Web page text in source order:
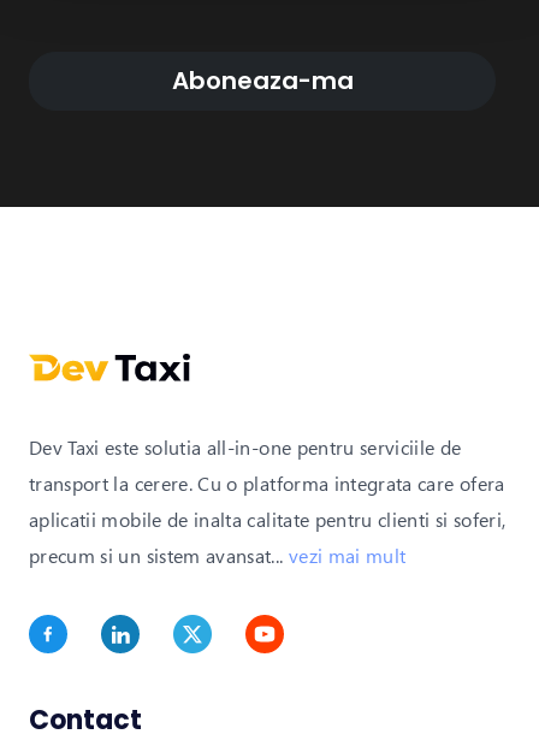
Aboneaza-ma
Dev Taxi este solutia all-in-one pentru serviciile de
transport la cerere. Cu o platforma integrata care ofera
aplicatii mobile de inalta calitate pentru clienti si soferi,
precum si un sistem avansat... vezi mai mult
Contact